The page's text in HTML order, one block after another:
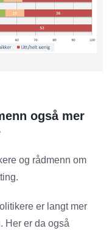
også mer
og rådmenn om
er langt mer
Her er da også